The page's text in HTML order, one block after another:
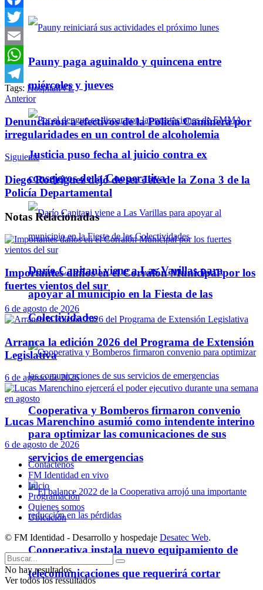
Pauny paga aguinaldo y quincena entre
miércoles y jueves
Justicia puso fecha al juicio contra ex
consejeros de la Cooperativa
Darío Capitani viene a Las Varillas para
apoyar al municipio en la Fiesta de las
Colectividades
Cooperativa y Bomberos firmaron convenio
para optimizar las comunicaciones de sus
servicios de emergencias
Cooperativa instala nuevo equipamiento de
telecomunicaciones que requerirá cortar
Facebook
Twitter
Email
WhatsApp
Telegram
Tags: HospitalIVE
Anterior
Denunciaron a efectivos de la Policía Caminera por
irregularidades en un control de alcoholemia
Siguiente
Diego Rodríguez dejó de ser Jefe de la Zona 3 de la
Policía Departamental
Notas Relacionadas
Importantes daños en el Corralón Municipal por los
fuertes vientos del sur
6 de agosto de 2026
Arranca la edición 2026 del Programa de Extensión
Legislativa
6 de agosto de 2026
Lucas Marenchino asumió como intendente interino
6 de agosto de 2026
Contáctenos
FM Identidad en vivo
Inicio
Programación
Quienes somos
Ubicación
© FM Identidad - Desarrollo y hospedaje Desatec Web.
No hay resultados.
Ver todos los ressultados